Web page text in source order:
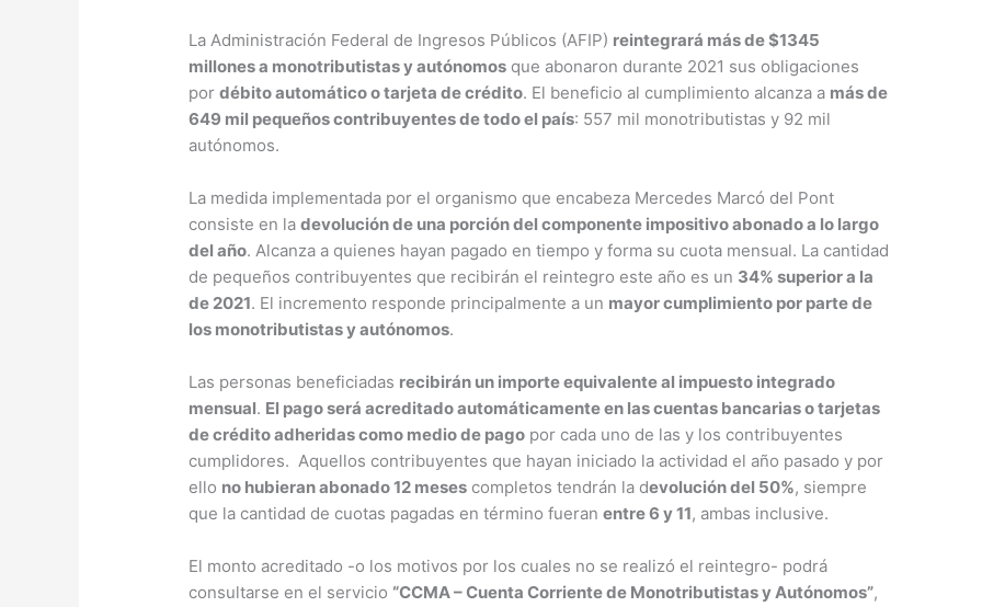
La Administración Federal de Ingresos Públicos (AFIP) reintegrará más de $1345
millones a monotributistas y autónomos que abonaron durante 2021 sus obligaciones
pordébito automático o tarjeta de crédito. El beneficio al cumplimiento alcanza a más de
649 mil pequeños contribuyentes de todo el país: 557 mil monotributistas y 92 mil
autónomos.
La medida implementada por el organismo que encabeza Mercedes Marcó del Pont
consiste en ladevolución de una porción del componente impositivo abonado a lo largo
del año. Alcanza a quienes hayan pagado en tiempo y forma su cuota mensual. La cantidad
de pequeños contribuyentes que recibirán el reintegro este año es un 34% superior a la
de 2021. El incremento responde principalmente a un mayor cumplimiento por parte de
los monotributistas y autónomos.
Las personas beneficiadas recibirán un importe equivalente al impuesto integrado
mensual. El pago será acreditado automáticamente en las cuentas bancarias o tarjetas
de crédito adheridas como medio de pago por cada uno de las y los contribuyentes
cumplidores. Aquellos contribuyentes que hayan iniciado la actividad el año pasado y por
ello no hubieran abonado 12 meses completos tendrán la devolución del 50%, siempre
que la cantidad de cuotas pagadas en término fueranentre 6 y 11, ambas inclusive.
El monto acreditado -o los motivos por los cuales no se realizó el reintegro- podrá
consultarse en el servicio “CCMA – Cuenta Corriente de Monotributistas y Autónomos”,